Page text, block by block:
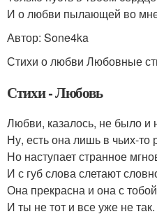
И о любви пылающей во
Автор: Sone4ka
Стихи о любви Любовные
Стихи - Любовь
Любви, казалось, не было и
Ну, есть она лишь в чьих-
Но наступает странное
И с губ слова слетают
Она прекрасна и она с
И ты не тот и все уже не так.